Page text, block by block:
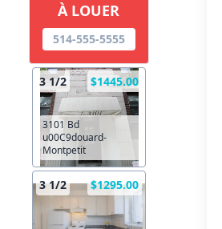
À LOUER
514-555-5555
3 1/2 $1445.00
3101 Bd
u00C9douard-
Montpetit
3 1/2 $1295.00